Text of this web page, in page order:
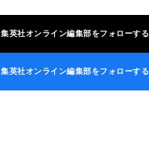
集英社オンライン編集部をフォローする
集英社オンライン編集部をフォローする